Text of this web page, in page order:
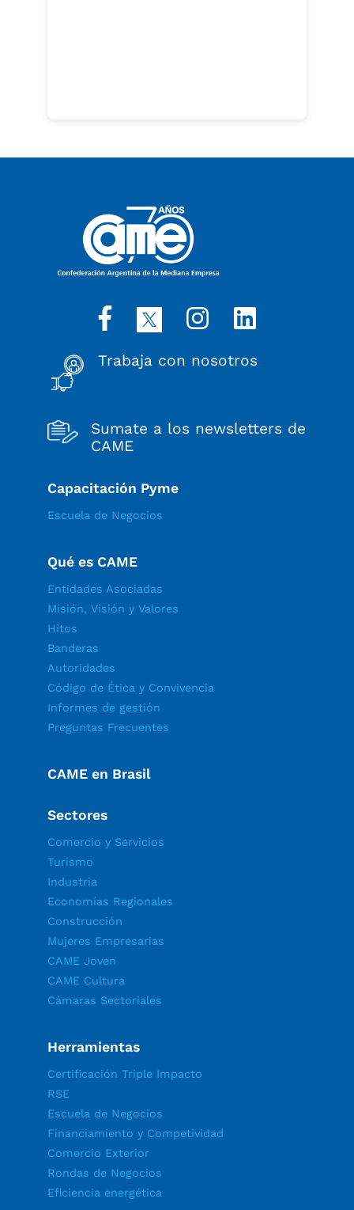
Trabaja con nosotros
Sumate a los newsletters de
CAME
Capacitación Pyme
Escuela de Negocios
Qué es CAME
Entidades Asociadas
Misión, Visión y Valores
Hitos
Banderas
Autoridades
Código de Ética y Convivencia
Informes de gestión
Preguntas Frecuentes
CAME en Brasil
Sectores
Comercio y Servicios
Turismo
Industria
Economías Regionales
Construcción
Mujeres Empresarias
CAME Joven
CAME Cultura
Cámaras Sectoriales
Herramientas
Certificación Triple Impacto
RSE
Escuela de Negocios
Financiamiento y Competividad
Comercio Exterior
Rondas de Negocios
Eficiencia energética